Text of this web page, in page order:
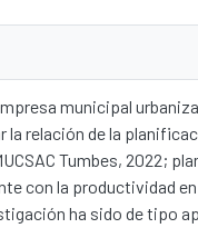
municipal
la relación de la
Tumbes, 2022;
con la productividad
ha sido de tipo